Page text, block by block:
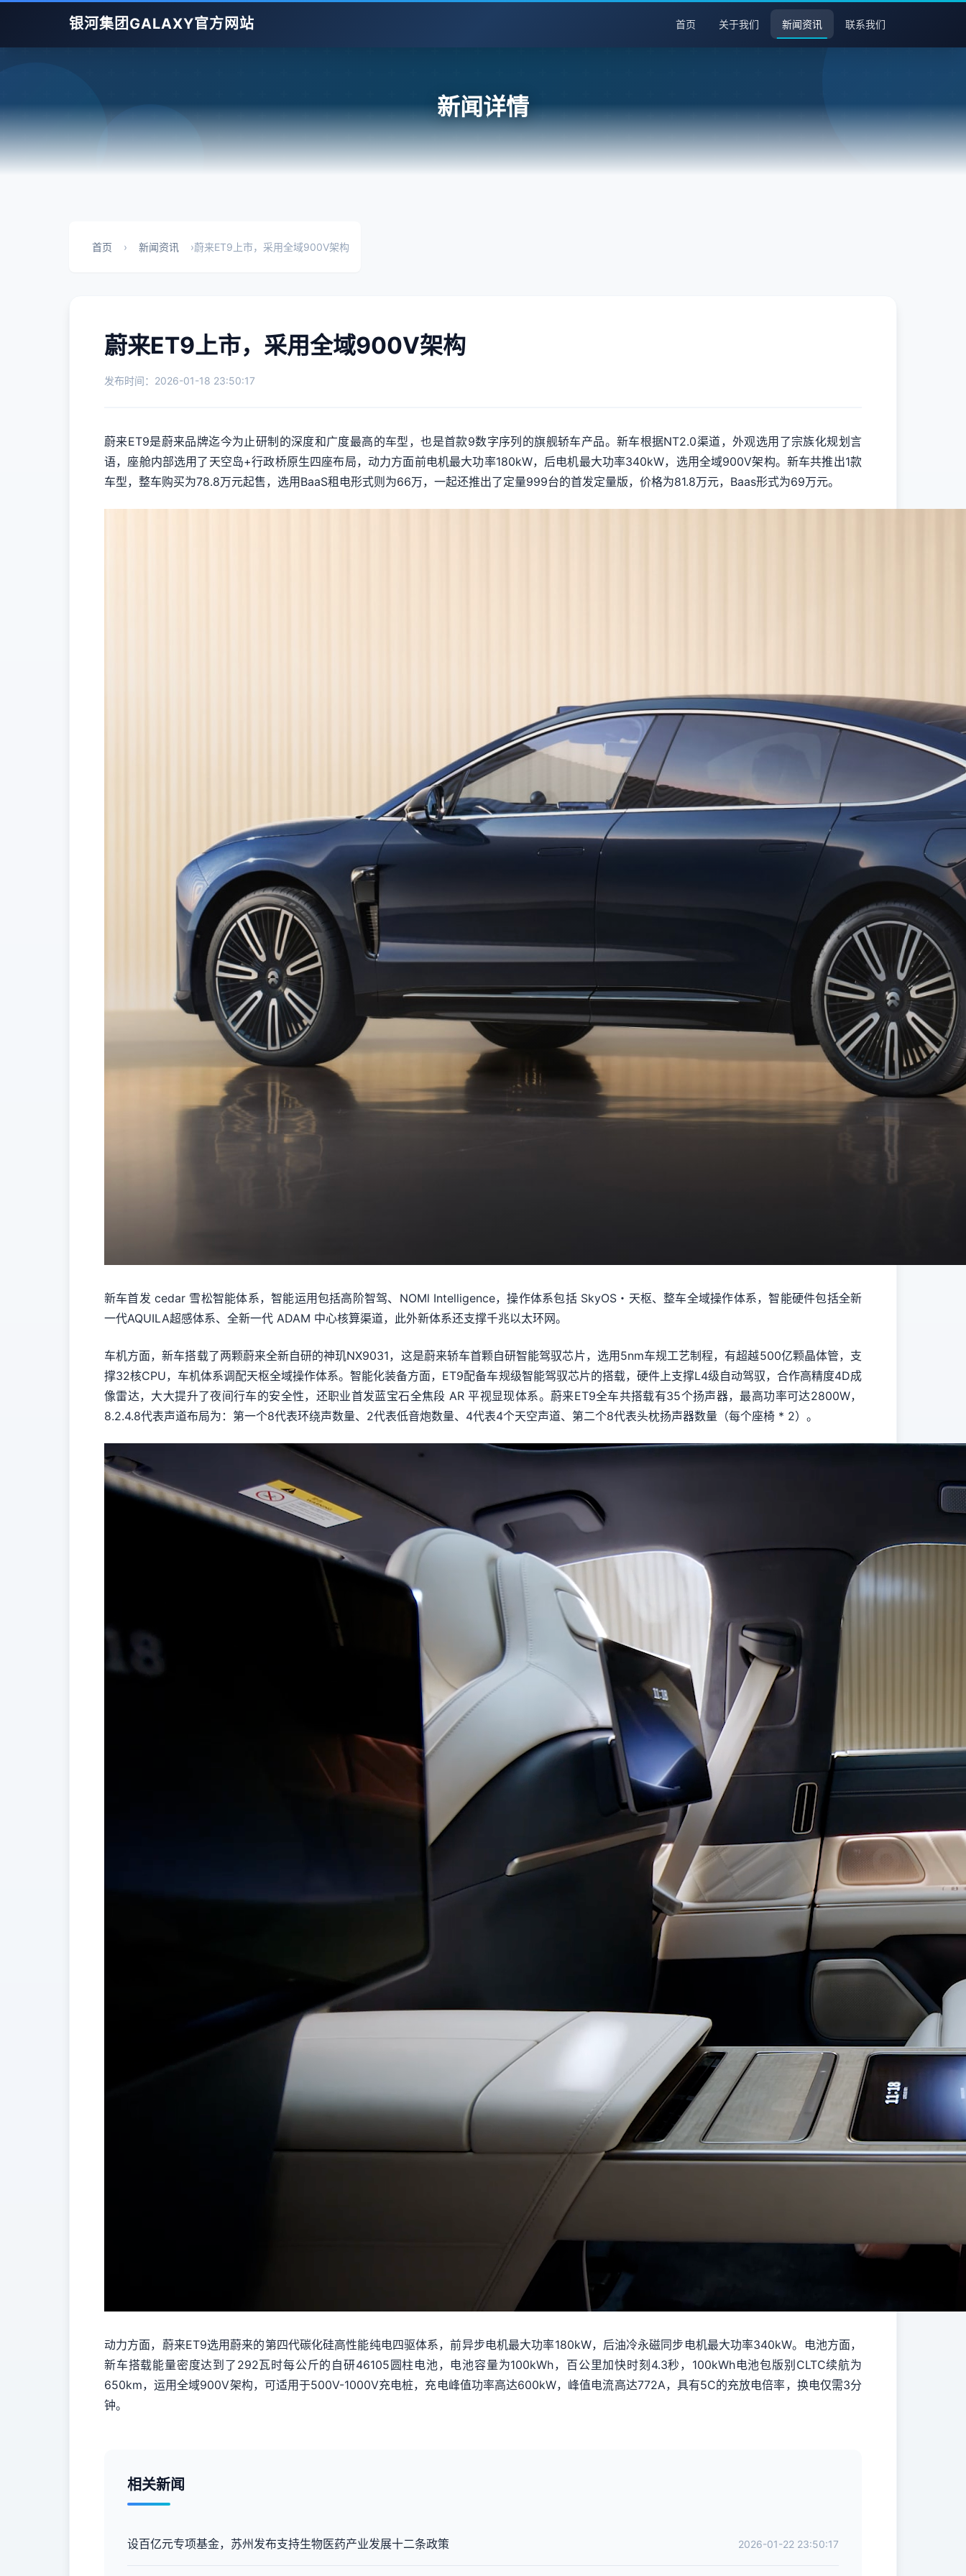
银河集团GALAXY官方网站 首页 关于我们 新闻资讯 联系我们
新闻详情
首页 › 新闻资讯 ›蔚来ET9上市，采用全域900V架构
蔚来ET9上市，采用全域900V架构
发布时间：2026-01-18 23:50:17
蔚来ET9是蔚来品牌迄今为止研制的深度和广度最高的车型，也是首款9数字序列的旗舰轿车产品。新车根据NT2.0渠道，外观选用了宗族化规划言
语，座舱内部选用了天空岛+行政桥原生四座布局，动力方面前电机最大功率180kW，后电机最大功率340kW，选用全域900V架构。新车共推出1款
车型，整车购买为78.8万元起售，选用BaaS租电形式则为66万，一起还推出了定量999台的首发定量版，价格为81.8万元，Baas形式为69万元。
新车首发 cedar 雪松智能体系，智能运用包括高阶智驾、NOMl Intelligence，操作体系包括 SkyOS・天枢、整车全域操作体系，智能硬件包括全新
一代AQUILA超感体系、全新一代 ADAM 中心核算渠道，此外新体系还支撑千兆以太环网。
车机方面，新车搭载了两颗蔚来全新自研的神玑NX9031，这是蔚来轿车首颗自研智能驾驭芯片，选用5nm车规工艺制程，有超越500亿颗晶体管，支
撑32核CPU，车机体系调配天枢全域操作体系。智能化装备方面，ET9配备车规级智能驾驭芯片的搭载，硬件上支撑L4级自动驾驭，合作高精度4D成
像雷达，大大提升了夜间行车的安全性，还职业首发蓝宝石全焦段 AR 平视显现体系。蔚来ET9全车共搭载有35个扬声器，最高功率可达2800W，
8.2.4.8代表声道布局为：第一个8代表环绕声数量、2代表低音炮数量、4代表4个天空声道、第二个8代表头枕扬声器数量（每个座椅 * 2）。
动力方面，蔚来ET9选用蔚来的第四代碳化硅高性能纯电四驱体系，前异步电机最大功率180kW，后油冷永磁同步电机最大功率340kW。电池方面，
新车搭载能量密度达到了292瓦时每公斤的自研46105圆柱电池，电池容量为100kWh，百公里加快时刻4.3秒，100kWh电池包版别CLTC续航为
650km，运用全域900V架构，可适用于500V-1000V充电桩，充电峰值功率高达600kW，峰值电流高达772A，具有5C的充放电倍率，换电仅需3分
钟。
相关新闻
设百亿元专项基金，苏州发布支持生物医药产业发展十二条政策 2026-01-22 23:50:17